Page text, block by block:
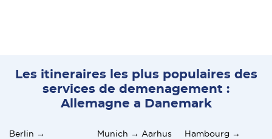
Les itineraires les plus populaires des
services de demenagement :
Allemagne a Danemark
Berlin →
Munich → Aarhus
Hambourg →